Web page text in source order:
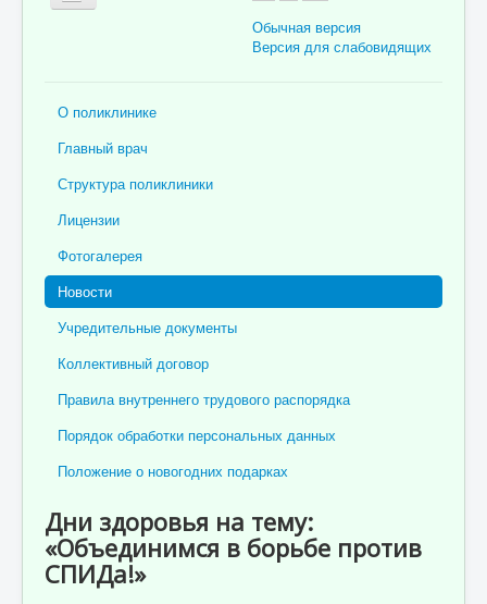
Обычная версия
Версия для слабовидящих
Врачи
Лекарственное обеспечение
Документы
Вакансии
Связаться с нами
Контакты
Женская консультация
О поликлинике
Главный врач
Структура поликлиники
Лицензии
Фотогалерея
Новости
Учредительные документы
Коллективный договор
Правила внутреннего трудового распорядка
Порядок обработки персональных данных
Положение о новогодних подарках
Дни здоровья на тему:
«Объединимся в борьбе против
СПИДа!»